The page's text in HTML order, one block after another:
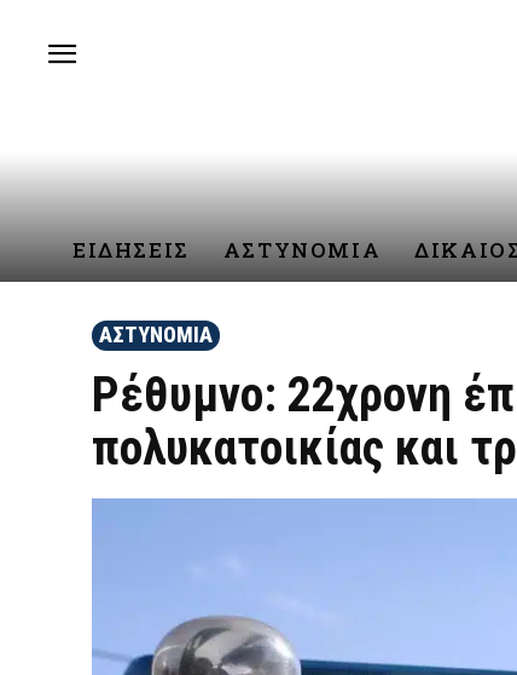
ΕΙΔΗΣΕΙΣ ΑΣΤΥΝΟΜΙΑ
ΑΣΤΥΝΟΜΙΑ
Ρέθυμνο: 22χρονη
πολυκατοικίας και